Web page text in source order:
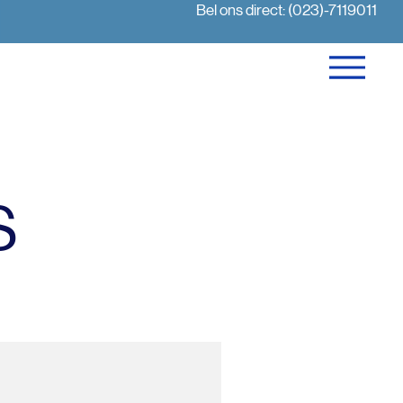
Bel ons direct: (023)-7119011